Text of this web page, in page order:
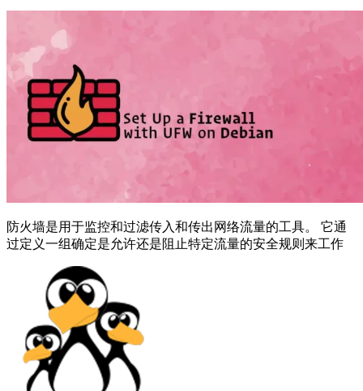
防火墙是用于监控和过滤传入和传出网络流量的工具。 它通
过定义一组确定是允许还是阻止特定流量的安全规则来工作